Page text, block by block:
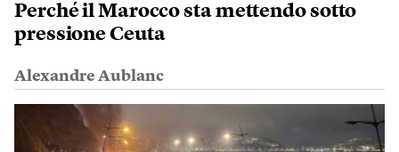
Perché il Marocco sta mettendo sotto
pressione Ceuta
Alexandre Aublanc